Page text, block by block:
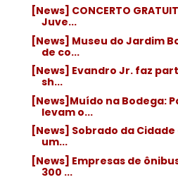
[News] CONCERTO
Juve...
[News] Museu do Jardim
de co...
[News] Evandro Jr. faz
sh...
[News]Muído na Bodega:
levam o...
[News] Sobrado da
um...
[News] Empresas de
300 ...